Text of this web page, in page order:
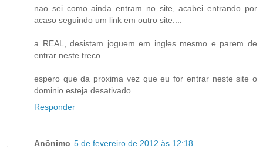
nao sei como ainda entram no site, acabei entrando por
acaso seguindo um link em outro site....
a REAL, desistam joguem em ingles mesmo e parem de
entrar neste treco.
espero que da proxima vez que eu for entrar neste site o
dominio esteja desativado....
Responder
Anônimo 5 de fevereiro de 2012 às 12:18